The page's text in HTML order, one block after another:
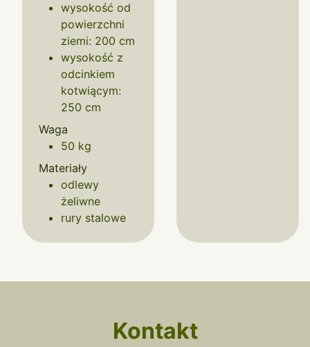
wysokość od
powierzchni
ziemi: 200 cm
wysokość z
odcinkiem
kotwiącym:
250 cm
Waga
50 kg
Materiały
odlewy
żeliwne
rury stalowe
Kontakt